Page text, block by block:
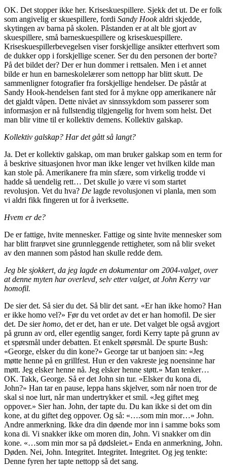
OK. Det stopper ikke her. Kriseskuespillere. Sjekk det ut. De er folk
som angivelig er skuespillere, fordi Sandy Hookaldri skjedde,
skytingen av barna på skolen. Påstanden er at alt ble gjort av
skuespillere, små barneskuespillere og kriseskuespillere.
Kriseskuespillerbevegelsen viser forskjellige ansikter etterhvert som
de dukker opp i forskjellige scener. Ser du den personen der borte?
På det bildet der? Der er hun dommer i rettsalen. Men i et annet
bilde er hun en barneskolelærer som nettopp har blitt skutt. De
sammenligner fotografier fra forskjellige hendelser. De påstår at
Sandy Hook-hendelsen fant sted for å mykne opp amerikanere når
det gjaldt våpen. Dette nivået av sinnssykdom som passerer som
informasjon er nå fullstendig tilgjengelig for hvem som helst. Det
man blir vitne til er kollektiv demens. Kollektiv galskap.
Kollektiv galskap? Har det gått så langt?
Ja. Det er kollektiv galskap, om man bruker galskap som en term for
å beskrive situasjonen hvor man ikke lenger vet hvilken kilde man
kan stole på. Amerikanere fra min sfære, som virkelig trodde vi
hadde så uendelig rett… Det skulle jo være vi som startet
revolusjon. Vet du hva? De lagde revolusjonen vi planla, men som
vi aldri fikk fingeren ut for å iverksette.
Hvem er de?
De er fattige, hvite mennesker. Fattige og sinte hvite mennesker som
har blitt frarøvet sine grunnleggende rettigheter, som nå blir sveket
av den mannen som påstod han skulle redde dem.
Jeg ble sjokkert, da jeg lagde en dokumentar om 2004-valget, over
at denne myten har overlevd, selv etter valget, at John Kerry var
homofil.
De sier det. Så sier du det. Så blir det sant. «Er han ikke homo? Han
er ikke homo vel?» Før du vet ordet av det er han homofil. De sier
det. De sierhomo, det er det, han er ute. Det valget ble også avgjort
på grunn av ord, eller egentlig sanger, fordi Kerry tapte på grunn av
et spørsmål under debatten. Et enkelt spørsmål. De spurte Bush:
«George, elsker du din kone?» George tar ut banjoen sin: «Jeg
møtte henne på en grillfest. Hun er den vakreste jeg noensinne har
møtt. Jeg elsker henne nå. Jeg elsker henne støtt.» Man tenker…
OK. Takk, George. Så er det John sin tur. «Elsker du kona di,
John?» Han tar en pause, leppa hans skjelver, som når noen tror de
skal si noe lurt, når man undertrykker et smil. «Jeg giftet meg
oppover.» Sier han. John, der tapte du. Du kan ikke si det om din
kone, at du giftet deg oppover. Og så: «….som min mor…» John.
Andre anmerkning. Ikke dra din døende mor inn i samme boks som
kona di. Vi snakker ikke om moren din, John. Vi snakker om din
kone. «…som min mor sa på dødsleiet.» Enda en anmerkning, John.
Døden. Nei, John. Integritet. Integritet. Integritet. Og jeg tenkte:
Denne fyren her tapte nettopp så det sang.